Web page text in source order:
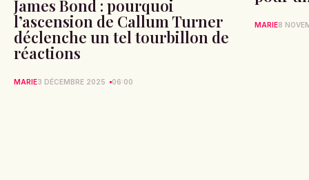
James Bond : pourquoi
l’ascension de Callum Turner
déclenche un tel tourbillon de
réactions
MARIE3 DÉCEMBRE 2025 06:00
MARIE8